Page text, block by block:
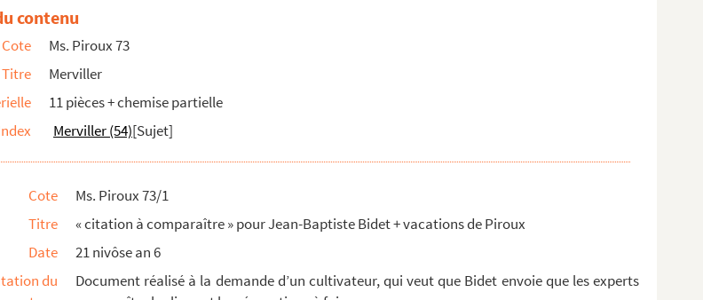
M. Guérin Le Cadet
Le Cadet
contenu
Cote
Ms. Piroux 73
Titre
Merviller
11 pièces + chemise partielle
Merviller (54)[Sujet]
Cote
Ms. Piroux 73/1
Titre
« citation à comparaître » pour Jean-Baptiste Bidet + vacations de Piroux
Date
21 nivôse an 6
du
Document réalisé à la demande d’un cultivateur, qui veut que Bidet envoie que les experts